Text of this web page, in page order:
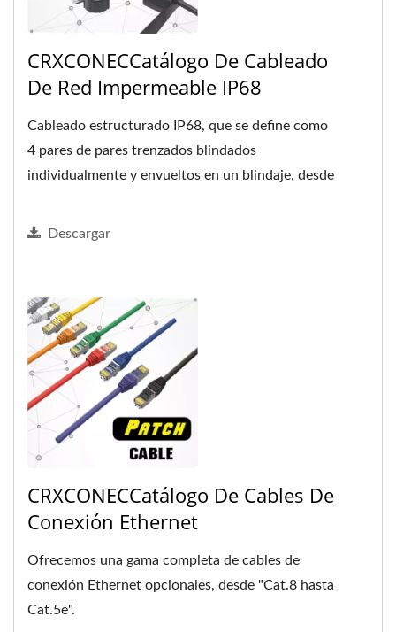
CRXCONECCatálogo De Cableado
De Red Impermeable IP68
Cableado estructurado IP68, que se define como
4 pares de pares trenzados blindados
individualmente y envueltos en un blindaje, desde
Descargar
CRXCONECCatálogo De Cables De
Conexión Ethernet
Ofrecemos una gama completa de cables de
conexión Ethernet opcionales, desde "Cat.8 hasta
Cat.5e".